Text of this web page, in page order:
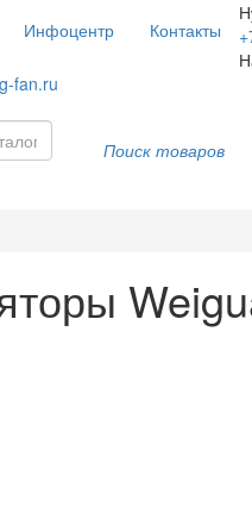
Инфоцентр Контакты
fan.ru
Поиск товаров